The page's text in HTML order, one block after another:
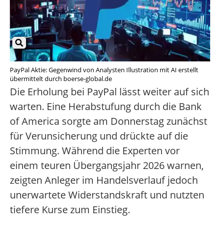
PayPal Aktie: Gegenwind von Analysten Illustration mit AI erstellt
übermittelt durch boerse-global.de
Die Erholung bei PayPal lässt weiter auf sich
warten. Eine Herabstufung durch die Bank
of America sorgte am Donnerstag zunächst
für Verunsicherung und drückte auf die
Stimmung. Während die Experten vor
einem teuren Übergangsjahr 2026 warnen,
zeigten Anleger im Handelsverlauf jedoch
unerwartete Widerstandskraft und nutzten
tiefere Kurse zum Einstieg.